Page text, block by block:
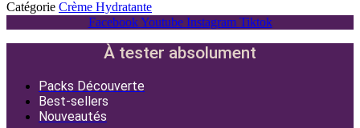
Catégorie Crème Hydratante
Facebook Youtube Instagram Tiktok
À tester absolument
Packs Découverte
Best-sellers
Nouveautés